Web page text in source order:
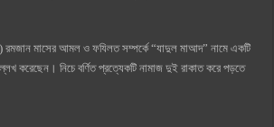
রমজান মাসের আমল ও ফযিলত সম্পর্কে “যাদুল মাআদ” নামে একটি
করেছেন। নিচে বর্ণিত প্রত্যেকটি নামাজ দুই রাকাত করে পড়তে